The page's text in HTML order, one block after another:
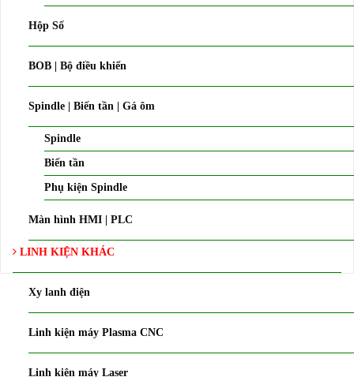
Hộp Số
BOB | Bộ điều khiển
Spindle | Biến tần | Gá ôm
Spindle
Biến tần
Phụ kiện Spindle
Màn hình HMI | PLC
LINH KIỆN KHÁC
Xy lanh điện
Linh kiện máy Plasma CNC
Linh kiện máy Laser